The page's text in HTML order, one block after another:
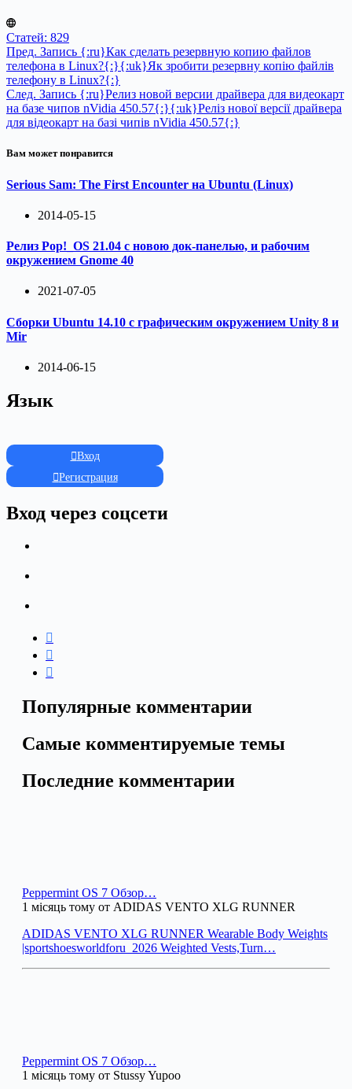
Статей: 829
Пред. Запись {:ru}Как сделать резервную копию файлов
телефона в Linux?{:}{:uk}Як зробити резервну копію файлів
телефону в Linux?{:}
След. Запись {:ru}Релиз новой версии драйвера для видеокарт
на базе чипов nVidia 450.57{:}{:uk}Реліз нової версії драйвера
для відеокарт на базі чипів nVidia 450.57{:}
Вам может понравится
Serious Sam: The First Encounter на Ubuntu (Linux)
2014-05-15
Релиз Pop!_OS 21.04 с новою док-панелью, и рабочим
окружением Gnome 40
2021-07-05
Cборки Ubuntu 14.10 с графическим окружением Unity 8 и
Mir
2014-06-15
Язык
Вход
Регистрация
Вход через соцсети
Популярные комментарии
Самые комментируемые темы
Последние комментарии
Peppermint OS 7 Обзор…
1 місяць тому от ADIDAS VENTO XLG RUNNER
ADIDAS VENTO XLG RUNNER Wearable Body Weights
|sportshoesworldforu_2026 Weighted Vests,Turn…
Peppermint OS 7 Обзор…
1 місяць тому от Stussy Yupoo